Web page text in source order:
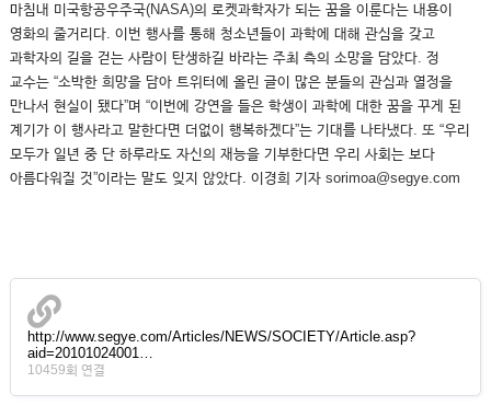
마침내 미국항공우주국(NASA)의 로켓과학자가 되는 꿈을 이룬다는 내용이
영화의 줄거리다. 이번 행사를 통해 청소년들이 과학에 대해 관심을 갖고
과학자의 길을 걷는 사람이 탄생하길 바라는 주최 측의 소망을 담았다. 정
교수는 “소박한 희망을 담아 트위터에 올린 글이 많은 분들의 관심과 열정을
만나서 현실이 됐다”며 “이번에 강연을 들은 학생이 과학에 대한 꿈을 꾸게 된
계기가 이 행사라고 말한다면 더없이 행복하겠다”는 기대를 나타냈다. 또 “우리
모두가 일년 중 단 하루라도 자신의 재능을 기부한다면 우리 사회는 보다
아름다워질 것”이라는 말도 잊지 않았다. 이경희 기자 sorimoa@segye.com
http://www.segye.com/Articles/NEWS/SOCIETY/Article.asp?
aid=20101024001…
10459회 연결